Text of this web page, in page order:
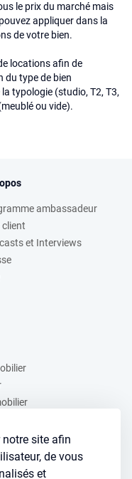
site afin
de vous
et
le prix du marché mais
appliquer dans la
de votre bien.
locations afin de
du type de bien
typologie (studio, T2, T3,
ou vide).
ambassadeur
client
et Interviews
?
: